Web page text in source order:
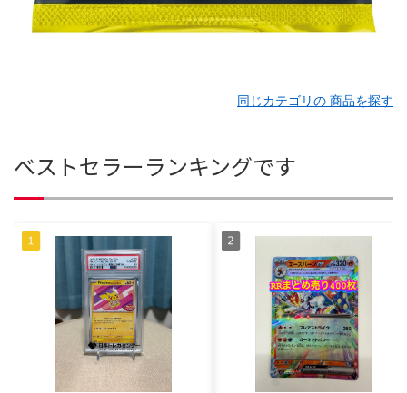
同じカテゴリの 商品を探す
ベストセラーランキングです